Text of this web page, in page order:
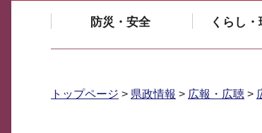
防災・安全 くらし・
トップページ > 県政情報 > 広報・広聴 >